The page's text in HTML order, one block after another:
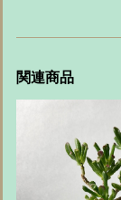
関連商品